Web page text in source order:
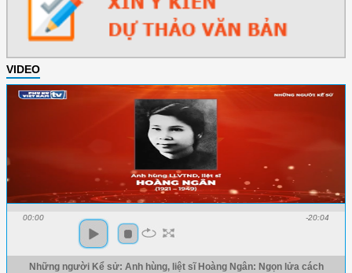
VIDEO
00:00 -20:04
Những người Kể sử: Anh hùng, liệt sĩ Hoàng Ngân: Ngọn lửa cách